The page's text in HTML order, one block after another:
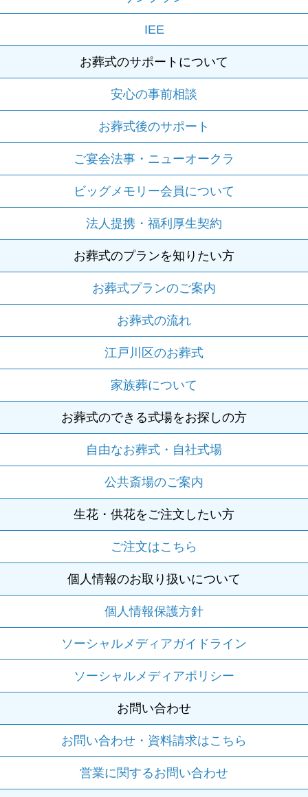
IEE
お葬式のサポートについて
安心の事前相談
お葬式後のサポート
ご宴会法事・ニューオークラ
ビッグメモリー会員について
法人提携・福利厚生契約
お葬式のプランを知りたい方
お葬式プランのご案内
お葬式の流れ
江戸川区のお葬式
家族葬について
お葬式のできる式場をお探しの方
自由なお葬式・自社式場
公共斎場のご案内
生花・供花をご注文したい方
ご注文はこちら
個人情報のお取り扱いについて
個人情報保護方針
ソーシャルメディアガイドライン
ソーシャルメディアポリシー
お問い合わせ
お問い合わせ・資料請求はこちら
営業に関するお問い合わせ